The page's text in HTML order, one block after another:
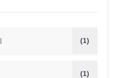
(1)
(1)